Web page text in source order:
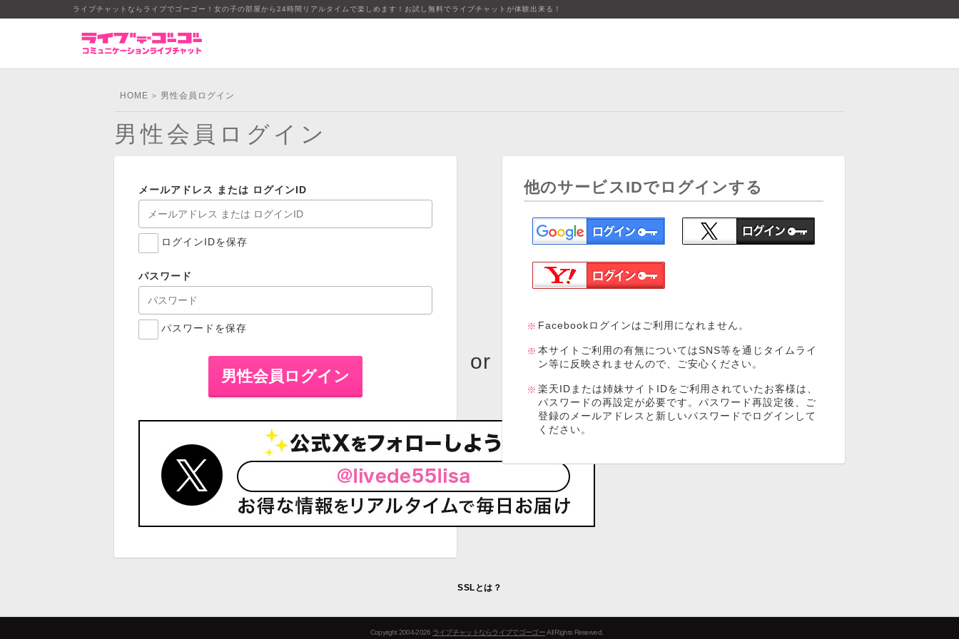
ライブチャットならライブでゴーゴー！女の子の部屋から24時間リアルタイムで楽しめます！お試し無料でライブチャットが体験出来る！
HOME > 男性会員ログイン
男性会員ログイン
メールアドレス または ログインID
ログインIDを保存
パスワード
パスワードを保存
他のサービスIDでログインする
Facebookログインはご利用になれません。
本サイトご利用の有無についてはSNS等を通じタイムライ
ン等に反映されませんので、ご安心ください。
楽天IDまたは姉妹サイトIDをご利用されていたお客様は、
パスワードの再設定が必要です。パスワード再設定後、ご
登録のメールアドレスと新しいパスワードでログインして
ください。
SSLとは？
Copyright 2004-2026 ライブチャットならライブでゴーゴーAll Rights Reserved.